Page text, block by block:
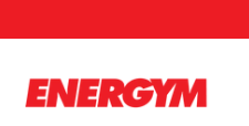
קריאה